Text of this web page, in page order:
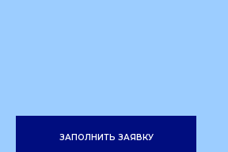
ЗАПОЛНИТЬ ЗАЯВКУ